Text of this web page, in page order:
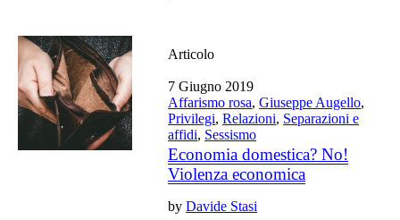
Articolo
7 Giugno 2019
Affarismo rosa,Giuseppe Augello,
Privilegi,Relazioni, Separazioni e
affidi, Sessismo
Economia domestica? No!
Violenza economica
byDavide Stasi